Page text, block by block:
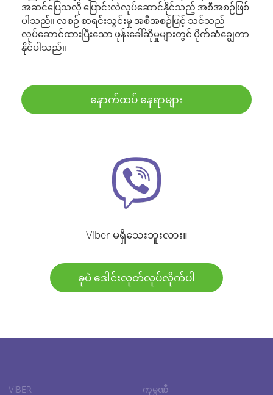
အဆင်ပြေသလို ပြောင်းလဲလုပ်ဆောင်နိုင်သည့် အစီအစဉ်ဖြစ်
ပါသည်။ လစဉ် စာရင်းသွင်းမှု အစီအစဉ်ဖြင့် သင်သည်
လုပ်ဆောင်ထားပြီးသော ဖုန်းခေါ်ဆိုမှုများတွင် ပိုက်ဆံချွေတာ
နိုင်ပါသည်။
နောက်ထပ် နေရာများ
Viber မရှိသေးဘူးလား။
ခုပဲ ဒေါင်းလုတ်လုပ်လိုက်ပါ
VIBER ကုမ္ပဏီ